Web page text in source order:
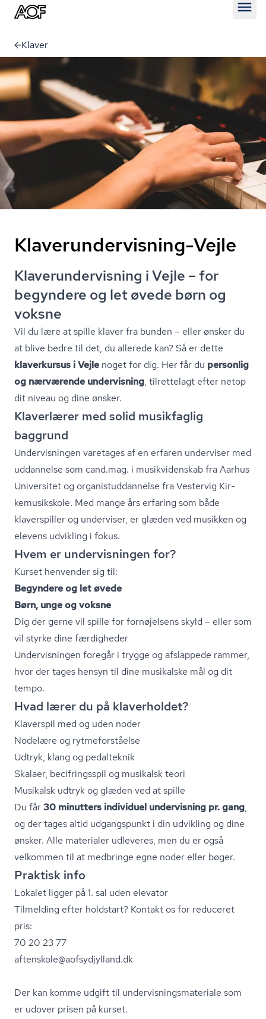
Klaver
Klaverundervisning-Vejle
Kla­ver­un­der­vis­ning i Vejle – for
begyndere og let øvede børn og
voksne
Vil du lære at spille klaver fra bunden – eller ønsker du
at blive bedre til det, du allerede kan? Så er dette
klaverkursus i Vejle noget for dig. Her får du personlig
og nærværende undervisning, tilrettelagt efter netop
dit niveau og dine ønsker.
Klaverlærer med solid musikfaglig
baggrund
Undervisningen varetages af en erfaren underviser med
uddannelse som cand.mag. i musikvidenskab fra Aarhus
Universitet og or­ga­ni­stud­dan­nel­se fra Vestervig Kir­
kemu­siks­ko­le. Med mange års erfaring som både
klaverspiller og underviser, er glæden ved musikken og
elevens udvikling i fokus.
Hvem er undervisningen for?
Kurset henvender sig til:
Begyndere og let øvede
Børn, unge og voksne
Dig der gerne vil spille for fornøjelsens skyld – eller som
vil styrke dine færdigheder
Undervisningen foregår i trygge og afslappede rammer,
hvor der tages hensyn til dine musikalske mål og dit
tempo.
Hvad lærer du på klaverholdet?
Klaverspil med og uden noder
Nodelære og ryt­me­for­stå­el­se
Udtryk, klang og pedalteknik
Skalaer, becifringsspil og musikalsk teori
Musikalsk udtryk og glæden ved at spille
Du får30 minutters individuel undervisning pr. gang,
og der tages altid udgangspunkt i din udvikling og dine
ønsker. Alle materialer udleveres, men du er også
velkommen til at medbringe egne noder eller bøger.
Praktisk info
Lokalet ligger på 1. sal uden elevator
Tilmelding efter holdstart? Kontakt os for reduceret
pris:
70 20 23 77
aftenskole@aofsydjylland.dk
Der kan komme udgift til un­der­vis­nings­ma­te­ri­a­le som
er udover prisen på kurset.